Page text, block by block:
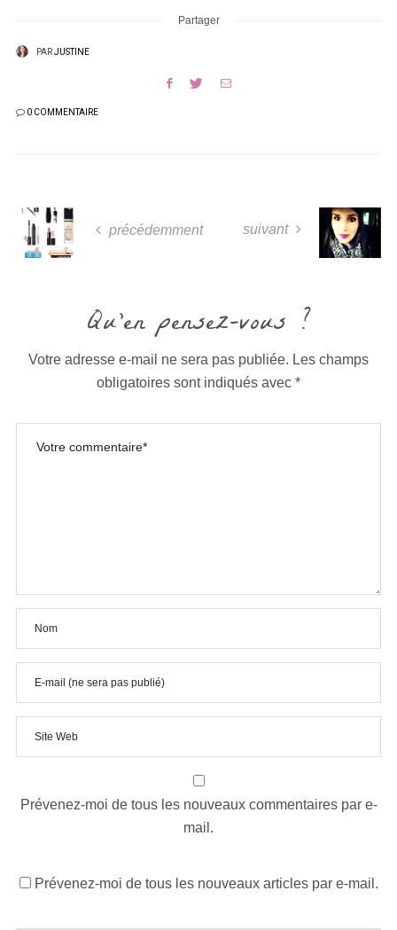
Partager
PARJUSTINE
0 COMMENTAIRE
précédemment suivant
Qu'en pensez-vous ?
Votre adresse e-mail ne sera pas publiée. Les champs
obligatoires sont indiqués avec *
Prévenez-moi de tous les nouveaux commentaires par e-
mail.
Prévenez-moi de tous les nouveaux articles par e-mail.